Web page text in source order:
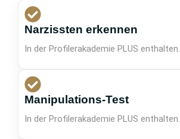
Narzissten erkennen
In der Profilerakademie PLUS enthalten.
Manipulations-Test
In der Profilerakademie PLUS enthalten.